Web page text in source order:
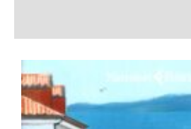
Newsletter